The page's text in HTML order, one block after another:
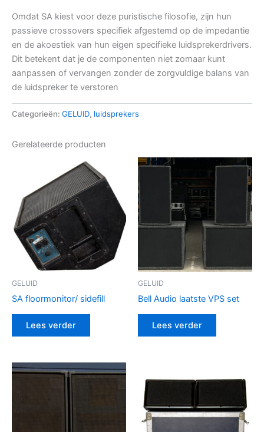
Omdat SA kiest voor deze puristische filosofie, zijn hun
passieve crossovers specifiek afgestemd op de impedantie
en de akoestiek van hun eigen specifieke luidsprekerdrivers.
Dit betekent dat je de componenten niet zomaar kunt
aanpassen of vervangen zonder de zorgvuldige balans van
de luidspreker te verstoren
Categorieën: GELUID, luidsprekers
Gerelateerde producten
GELUID
SA floormonitor/ sidefill
Lees verder
GELUID
Bell Audio laatste VPS set
Lees verder